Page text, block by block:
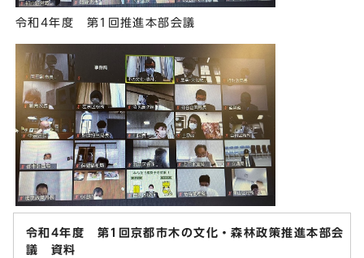
令和4年度 第1回推進本部会議
令和4年度 第1回京都市木の文化・森林政策推進本部会
議 資料